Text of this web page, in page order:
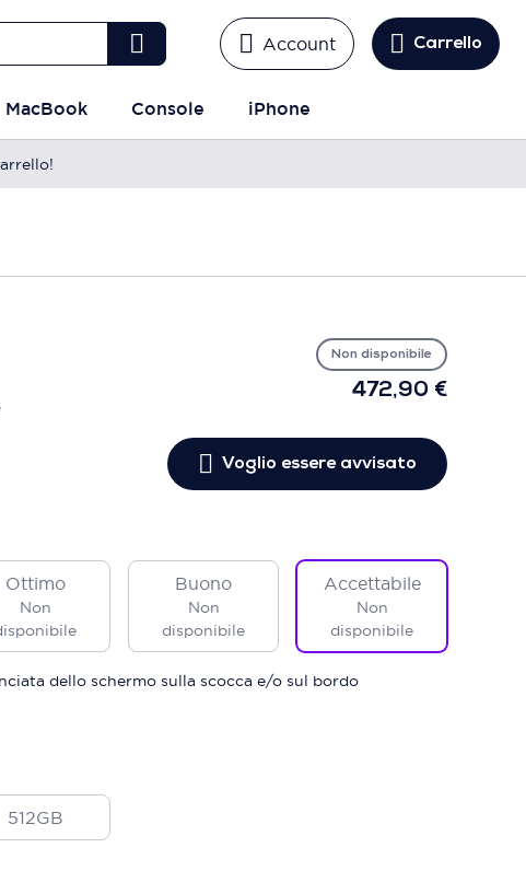
Account Carrello
MacBook Console iPhone
Non disponibile
472,90 €
Voglio essere avvisato
Ottimo
Non
Buono
Non
disponibile
Accettabile
Non
disponibile
dello schermo sulla scocca e/o sul bordo
512GB